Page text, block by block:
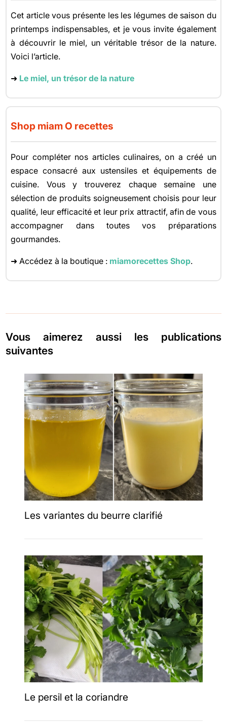
Cet article vous présente les les légumes de saison du
printemps indispensables, et je vous invite également
à découvrir le miel, un véritable trésor de la nature.
Voici l’article.
➜ Le miel, un trésor de la nature
Shop miam O recettes
Pour compléter nos articles culinaires, on a créé un
espace consacré aux ustensiles et équipements de
cuisine. Vous y trouverez chaque semaine une
sélection de produits soigneusement choisis pour leur
qualité, leur efficacité et leur prix attractif, afin de vous
accompagner dans toutes vos préparations
gourmandes.
➜ Accédez à la boutique : miamorecettes Shop.
Vous aimerez aussi les publications
suivantes
Les variantes du beurre clarifié
Le persil et la coriandre